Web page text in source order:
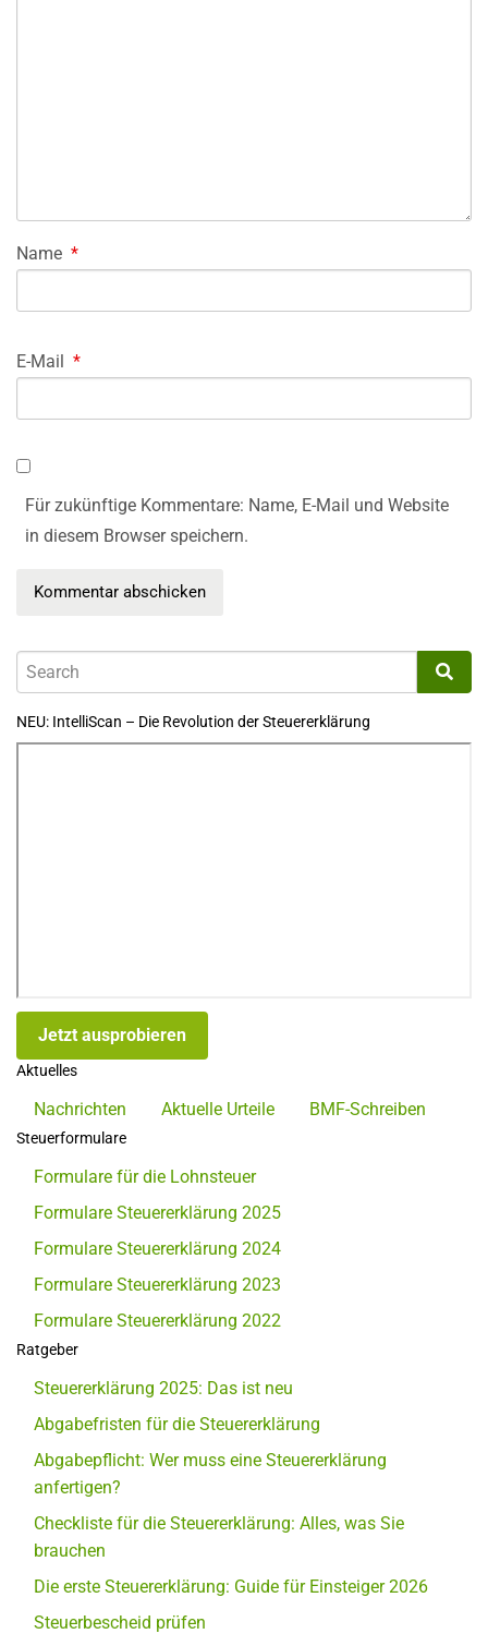
Name *
E-Mail *
Für zukünftige Kommentare: Name, E-Mail und Website
in diesem Browser speichern.
NEU: IntelliScan – Die Revolution der Steuererklärung
Jetzt ausprobieren
Aktuelles
Nachrichten Aktuelle Urteile BMF-Schreiben
Steuerformulare
Formulare für die Lohnsteuer
Formulare Steuererklärung 2025
Formulare Steuererklärung 2024
Formulare Steuererklärung 2023
Formulare Steuererklärung 2022
Ratgeber
Steuererklärung 2025: Das ist neu
Abgabefristen für die Steuererklärung
Abgabepflicht: Wer muss eine Steuererklärung
anfertigen?
Checkliste für die Steuererklärung: Alles, was Sie
brauchen
Die erste Steuererklärung: Guide für Einsteiger 2026
Steuerbescheid prüfen